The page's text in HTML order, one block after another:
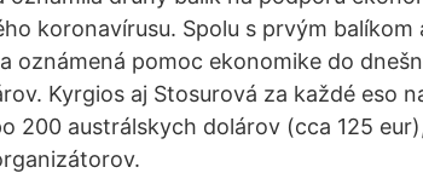
koronavírusu. Spolu s prvým
oznámená pomoc ekonomike do
Kyrgios aj Stosurová za každé eso
200 austrálskych dolárov (cca 125